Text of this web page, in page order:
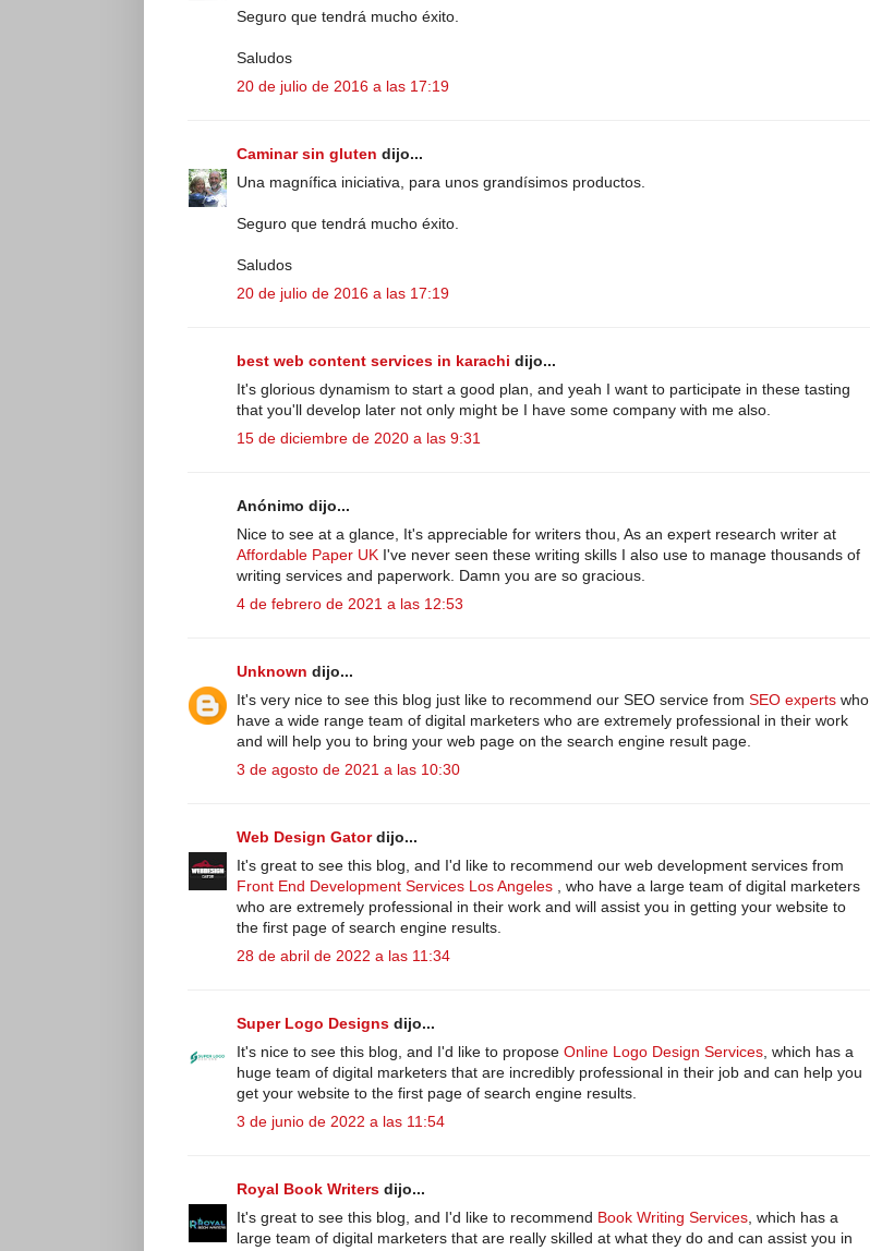
Seguro que tendrá mucho éxito.
Saludos
20 de julio de 2016 a las 17:19
Caminar sin gluten dijo...
Una magnífica iniciativa, para unos grandísimos productos.
Seguro que tendrá mucho éxito.
Saludos
20 de julio de 2016 a las 17:19
best web content services in karachi dijo...
It's glorious dynamism to start a good plan, and yeah I want to participate in these tasting
that you'll develop later not only might be I have some company with me also.
15 de diciembre de 2020 a las 9:31
Anónimo dijo...
Nice to see at a glance, It's appreciable for writers thou, As an expert research writer at
Affordable Paper UK I've never seen these writing skills I also use to manage thousands of
writing services and paperwork. Damn you are so gracious.
4 de febrero de 2021 a las 12:53
Unknown dijo...
It's very nice to see this blog just like to recommend our SEO service from SEO experts who
have a wide range team of digital marketers who are extremely professional in their work
and will help you to bring your web page on the search engine result page.
3 de agosto de 2021 a las 10:30
Web Design Gatordijo...
It's great to see this blog, and I'd like to recommend our web development services from
Front End Development Services Los Angeles
, who have a large team of digital marketers
who are extremely professional in their work and will assist you in getting your website to
the first page of search engine results.
28 de abril de 2022 a las 11:34
Super Logo Designs dijo...
It's nice to see this blog, and I'd like to propose Online Logo Design Services , which has a
huge team of digital marketers that are incredibly professional in their job and can help you
get your website to the first page of search engine results.
3 de junio de 2022 a las 11:54
Royal Book Writers dijo...
It's great to see this blog, and I'd like to recommend Book Writing Services , which has a
large team of digital marketers that are really skilled at what they do and can assist you in